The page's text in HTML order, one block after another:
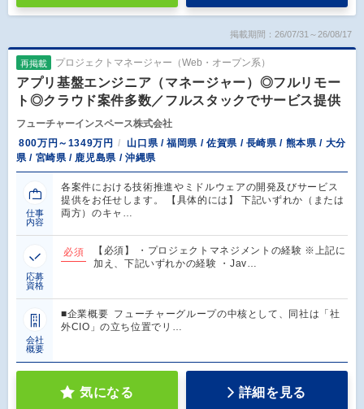
掲載期間：26/07/31～26/08/17
再掲載 プロジェクトマネージャー（Web・オープン系）
アプリ基盤エンジニア（マネージャー）◎フルリモー
ト◎クラウド案件多数／フルスタックでサービス提供
フューチャーインスペース株式会社
800万円～1349万円
山口県 / 福岡県 / 佐賀県 / 長崎県 / 熊本県 / 大分
県 / 宮崎県 / 鹿児島県 / 沖縄県
仕事
内容
各案件における技術推進やミドルウェアの開発及びサービス
提供をお任せします。 【具体的には】 下記いずれか（または
両方）のキャ…
応募
資格
必須
【必須】 ・プロジェクトマネジメントの経験 ※上記に
加え、下記いずれかの経験 ・Jav…
会社
概要
■企業概要 フューチャーグループの中核として、同社は「社
外CIO」の立ち位置でリ…
気になる 詳細を見る